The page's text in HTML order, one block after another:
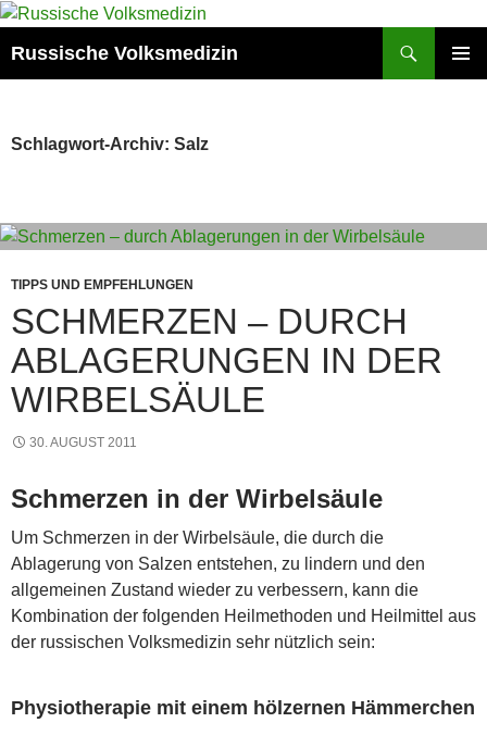
Zum
springen
Russische Volksmedizin
Schlagwort-Archiv: Salz
TIPPS UND EMPFEHLUNGEN
SCHMERZEN – DURCH
ABLAGERUNGEN IN DER
WIRBELSÄULE
30. AUGUST 2011
Schmerzen in der Wirbelsäule
Um Schmerzen in der Wirbelsäule, die durch die
Ablagerung von Salzen entstehen, zu lindern und den
allgemeinen Zustand wieder zu verbessern, kann die
Kombination der folgenden Heilmethoden und Heilmittel aus
der russischen Volksmedizin sehr nützlich sein:
Physiotherapie mit einem hölzernen Hämmerchen